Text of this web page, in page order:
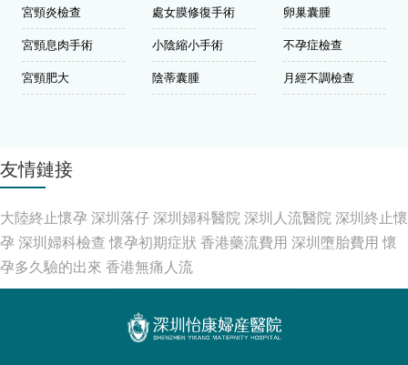
宮頸炎檢查
宮頸息肉手術
宮頸肥大
處女膜修復手術
小陰縮小手術
陰蒂囊腫
卵巢囊腫
不孕症檢查
月經不調檢查
友情鏈接
大陸終止懷孕 深圳落仔深圳婦科醫院深圳人流醫院深圳終止懷
孕 深圳婦科檢查 懷孕初期症狀 香港藥流費用 深圳墮胎費用 懷
孕多久驗的出來 香港無痛人流